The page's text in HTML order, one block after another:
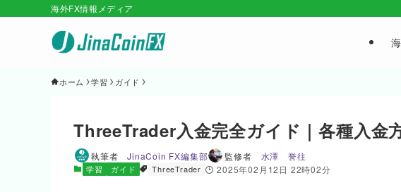
海外FX情報メディア
ホーム 学習 ガイド
ThreeTrader入金完全ガイド｜各種入金
学習 ガイド ThreeTrader 2025年02月12日 22時02分
執筆者JinaCoin FX編集部 監修者 水澤 誉往